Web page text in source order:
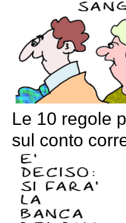
Le 10 regole
sul conto